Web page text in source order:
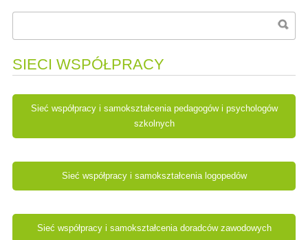
SIECI WSPÓŁPRACY
Sieć współpracy i samokształcenia pedagogów i psychologów
szkolnych
Sieć współpracy i samokształcenia logopedów
Sieć współpracy i samokształcenia doradców zawodowych